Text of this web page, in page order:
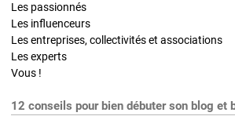
Les passionnés
Les influenceurs
Les entreprises, collectivités et associations
Les experts
Vous !
12 conseils pour bien débuter son blog et